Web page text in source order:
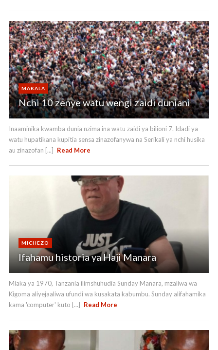
MAKALA
Nchi 10 zenye watu wengi zaidi duniani
Inaaminika kwamba dunia nzima ina watu zaidi ya bilioni 7. Idadi ya
watu hupatikana kupitia sensa zinazofanywa na Serikali ya nchi husika
au zinazofan [...]
Read More
MICHEZO
Ifahamu historia ya Haji Manara
Miaka ya 1970, Tanzania ilimshuhudia Sunday Manara, mzaliwa wa
Kigoma aliyejaaliwa ufundi wa kusakata kabumbu. Sunday alifahamika
kama 'computer' kuto [...]
Read More